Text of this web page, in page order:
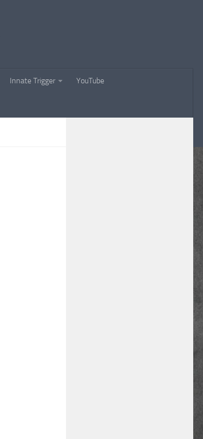
Innate Trigger YouTube